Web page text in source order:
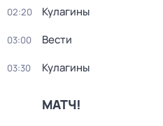
02:20 Кулагины
03:00 Вести
03:30 Кулагины
МАТЧ!